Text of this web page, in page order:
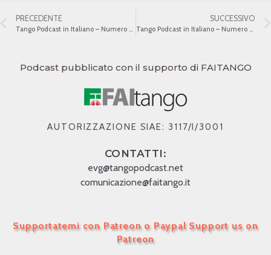
PRECEDENTE SUCCESSIVO
Podcast pubblicato con il supporto di FAITANGO
AUTORIZZAZIONE SIAE: 3117/I/3001
CONTATTI:
evg@tangopodcast.net
comunicazione@faitango.it
Supportatemi con Patreon o Paypal Support us on
Patreon